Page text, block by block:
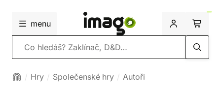
menu
Vyhledávání
Hry Společenské hry Autoři